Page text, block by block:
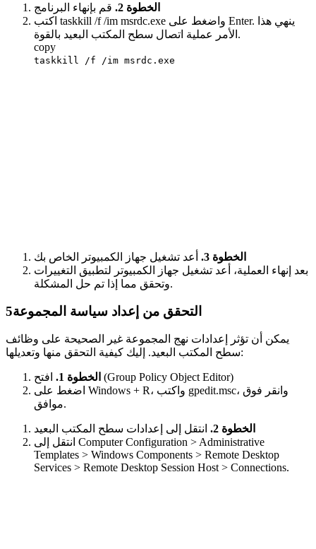
الخطوة 2.
قم بإنهاء البرنامج
اكتب taskkill /f /im msrdc.exe واضغط على Enter. ينهي هذا
الأمر عملية اتصال سطح المكتب البعيد بالقوة.
copy
taskkill /f /im msrdc.exe
الخطوة 3.
أعد تشغيل جهاز الكمبيوتر الخاص بك
بعد إنهاء العملية، أعد تشغيل جهاز الكمبيوتر لتطبيق التغييرات
وتحقق مما إذا تم حل المشكلة.
5التحقق من إعداد سياسة المجموعة
يمكن أن تؤثر إعدادات نهج المجموعة غير الصحيحة على وظائف
سطح المكتب البعيد. إليك كيفية التحقق منها وتعديلها:
الخطوة 1. افتح (Group Policy Object Editor)
اضغط على Windows + R، واكتب gpedit.msc، وانقر فوق
موافق.
الخطوة 2.
انتقل إلى إعدادات سطح المكتب البعيد
انتقل إلى Computer Configuration > Administrative
Templates > Windows Components > Remote Desktop
Services > Remote Desktop Session Host > Connections.